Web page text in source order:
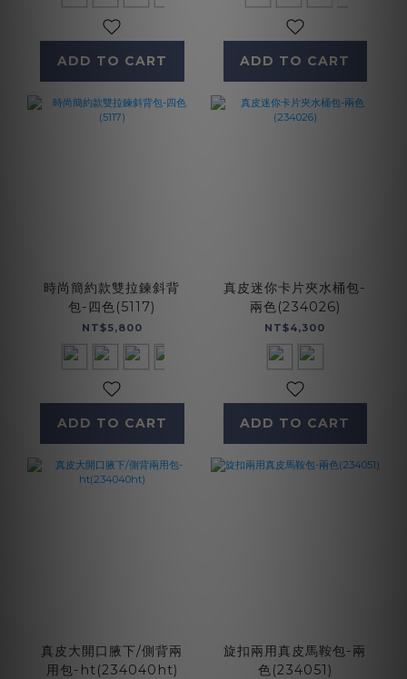
ADD TO CART ADD TO CART
時尚簡約款雙拉鍊斜背
包-四色(5117)
NT$5,800
ADD TO CART
真皮迷你卡片夾水桶包-
兩色(234026)
NT$4,300
ADD TO CART
真皮大開口腋下/側背兩
用包-ht(234040ht)
旋扣兩用真皮馬鞍包-兩
色(234051)